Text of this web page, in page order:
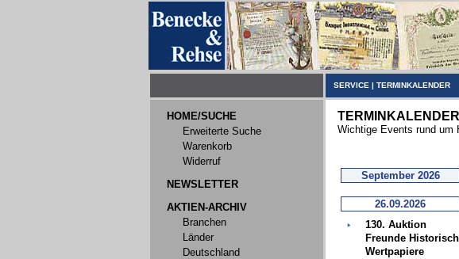
SERVICE | TERMINKALENDER
HOME/SUCHE
Erweiterte Suche
Warenkorb
Widerruf
NEWSLETTER
AKTIEN-ARCHIV
Branchen
Länder
Deutschland
TERMINKALENDER
Wichtige Events rund um
September 2026
26.09.2026
130. Auktion
Freunde
Wertpapiere